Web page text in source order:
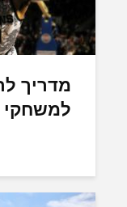
מדריך
למשחקי